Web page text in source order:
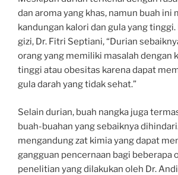
dan aroma yang khas, namun buah ini
kandungan kalori dan gula yang
gizi, Dr. Fitri Septiani, “Durian
orang yang memiliki masalah dengan
tinggi atau obesitas karena dapat
gula darah yang tidak sehat.”
Selain durian, buah nangka juga
buah-buahan yang sebaiknya
mengandung zat kimia yang dapat
gangguan pencernaan bagi beberapa
penelitian yang dilakukan oleh Dr.